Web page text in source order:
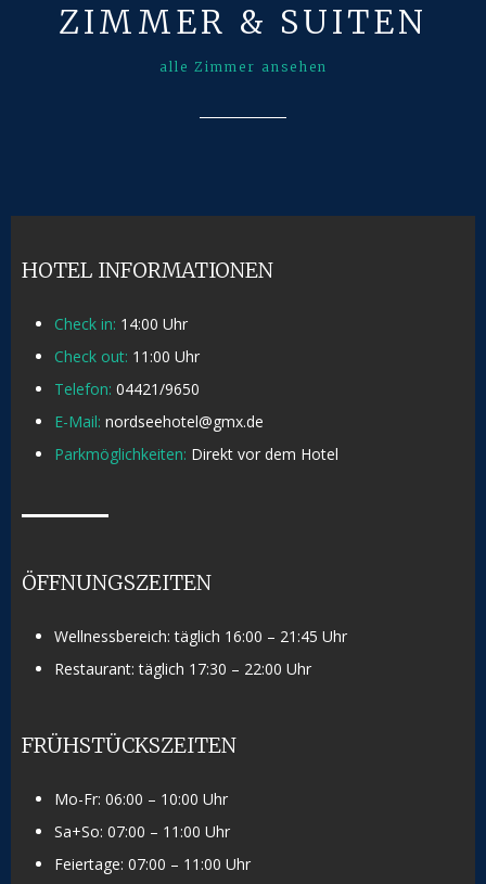
ZIMMER & SUITEN
alle Zimmer ansehen
HOTEL INFORMATIONEN
Check in: 14:00 Uhr
Check out: 11:00 Uhr
Telefon: 04421/9650
E-Mail: nordseehotel@gmx.de
Parkmöglichkeiten: Direkt vor dem Hotel
ÖFFNUNGSZEITEN
Wellnessbereich: täglich 16:00 – 21:45 Uhr
Restaurant: täglich 17:30 – 22:00 Uhr
FRÜHSTÜCKSZEITEN
Mo-Fr: 06:00 – 10:00 Uhr
Sa+So: 07:00 – 11:00 Uhr
Feiertage: 07:00 – 11:00 Uhr